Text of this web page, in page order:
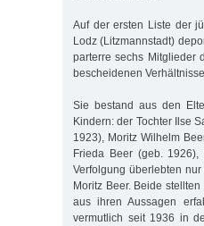
Auf der ersten Liste der
Lodz (Litzmannstadt)
parterre sechs Mitglieder
bescheidenen
Sie bestand aus den
Kindern: der Tochter Ilse
1923), Moritz Wilhelm
Frieda Beer (geb.
Verfolgung überlebten
Moritz Beer. Beide
aus ihren Aussagen
vermutlich seit 1936 in